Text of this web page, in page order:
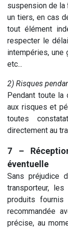
suspension de la
un tiers, en cas
tout élément
respecter le
intempéries, une
etc...
2) Risques
Pendant toute la
aux risques et
toutes
directement au
7 –
éventuelle
Sans préjudice
transporteur,
produits
recommandée
précise, au